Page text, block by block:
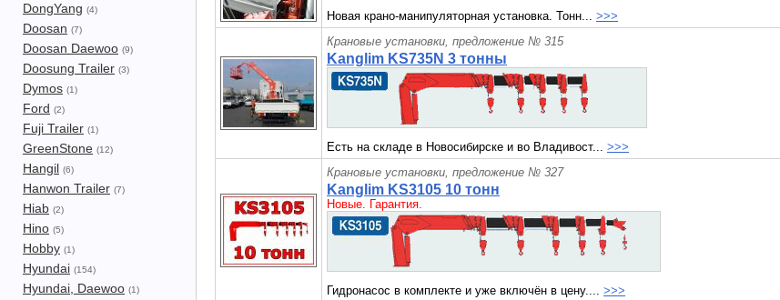
DongYang (4)
Doosan (7)
Doosan Daewoo (9)
Doosung Trailer (3)
Dymos (1)
Ford (2)
Fuji Trailer (1)
GreenStone (12)
Hangil (6)
Hanwon Trailer (7)
Hiab (2)
Hino (5)
Hobby (1)
Hyundai (154)
Hyundai, Daewoo (1)
Новая крано-манипуляторная установка. Тонн... >>>
Крановые установки, предложение № 315
Kanglim KS735N 3 тонны
Есть на складе в Новосибирске и во Владивост... >>>
Крановые установки, предложение № 327
Kanglim KS3105 10 тонн
Новые. Гарантия.
Гидронасос в комплекте и уже включён в цену.... >>>